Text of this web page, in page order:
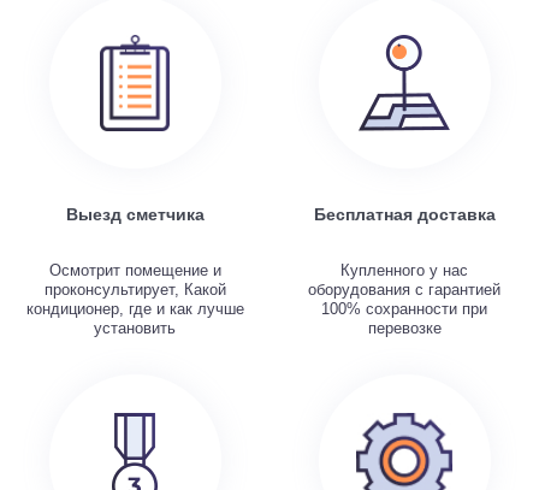
Выезд сметчика
Осмотрит помещение и
проконсультирует, Какой
кондиционер, где и как лучше
установить
Бесплатная доставка
Купленного у нас
оборудования с гарантией
100% сохранности при
перевозке